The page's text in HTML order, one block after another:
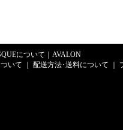
について
AVALON
いて 配送方法･送料について